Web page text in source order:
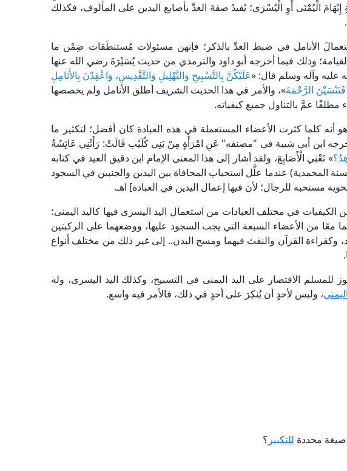
الْيُمْنَى أَوِ الْيُسْرَى؛ يُفيدُ صفةَ العدِّ بأصابع اليدين على المألوف، فكذلك
الأنامل في ضبط العدِّ بالذكر؛ فإنهن مسئولات مُستنطَقات ضِمْن ما
وذلك فيما أخرجه أبو داود والترمذي من حديث يُسَيْرَةَ رضي الله عنها
عليه وآله وسلم قال: «عَلَيْكُنَّ بِالتَّسْبِيحِ وَالتَّهْلِيلِ وَالتَّقْدِيسِ، وَاعْقِدْنَ بِالأَنَامِلِ
الرَّحْمَةَ»، والأمر في هذا الحديث الشريف أطلق الأنامل ولم يخصصها
مطلقًا عمَّ بالتناول جميع كيفياته.
هو أنه كلما كثرت الأعضاء المستعملة في هذه العبادة كان أفضل؛ لتكثير ما
ابن أبي شيبة في "مصنفه" عَنِ امْرَأَةٍ مِنْ بَنِي كُلَيْب قَالَتْ: رَأَتْنِي عَائِشَةُ
» تَعْنِي الْأَصَابِعَ، ولقد أشار إلى هذا المعنى الإمام ابن دقيق العيد في كتابه
250، ط. مطبعة السنة المحمدية) عندما علَّل استحباب المجافاة بين اليدين والجنبين في السجود
مستحبة للرجال؛ لأن فيها إعمال اليدين في العبادة] اهـ.
في مختلف العبادات من استعمال اليد اليسرى فيها كاليد اليمنى؛
معًا من الأعضاء السبعة التي يجب السجود عليها، ووضعهما على الركبتين
وكقراءة القرآن والنفث فيهما ومسح البدن.. إلى غير ذلك من مختلف أنواع
للمسلم الاقتصار على اليد اليمنى في التسبيح، وكذلك اليد اليسرى، وله
، وليس لأحدٍ أن يُنكِرَ على أحدٍ في ذلك، فالأمر فيه واسع.
محددة للتكبير ؟